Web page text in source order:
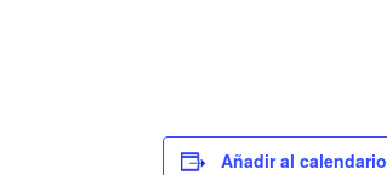
Añadir al calendario